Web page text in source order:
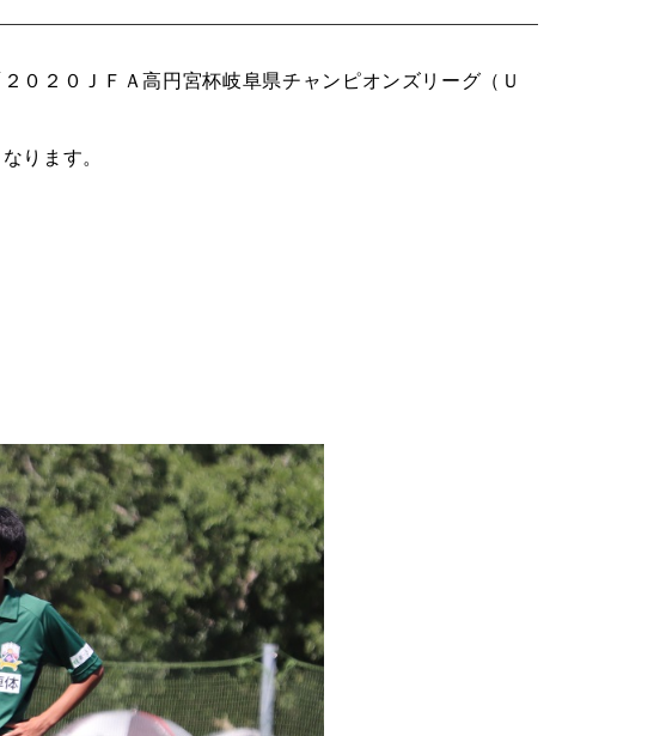
０２０ＪＦＡ高円宮杯岐阜県チャンピオンズリーグ（Ｕ
ります。